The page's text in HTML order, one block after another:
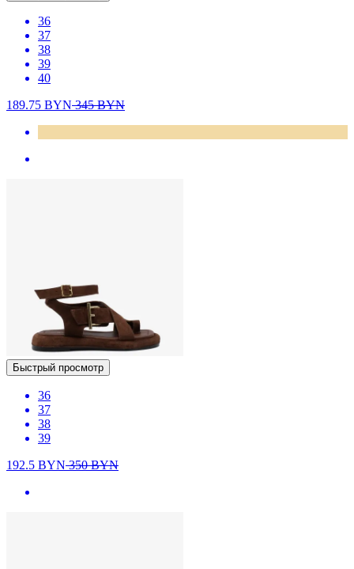
36
37
38
39
40
189.75 BYN345BYN
Быстрый просмотр
36
37
38
39
192.5 BYN350BYN